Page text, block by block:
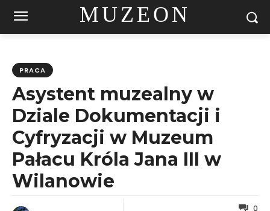
MUZEON
PRACA
Asystent muzealny w
Dziale Dokumentacji i
Cyfryzacji w Muzeum
Pałacu Króla Jana III w
Wilanowie
0